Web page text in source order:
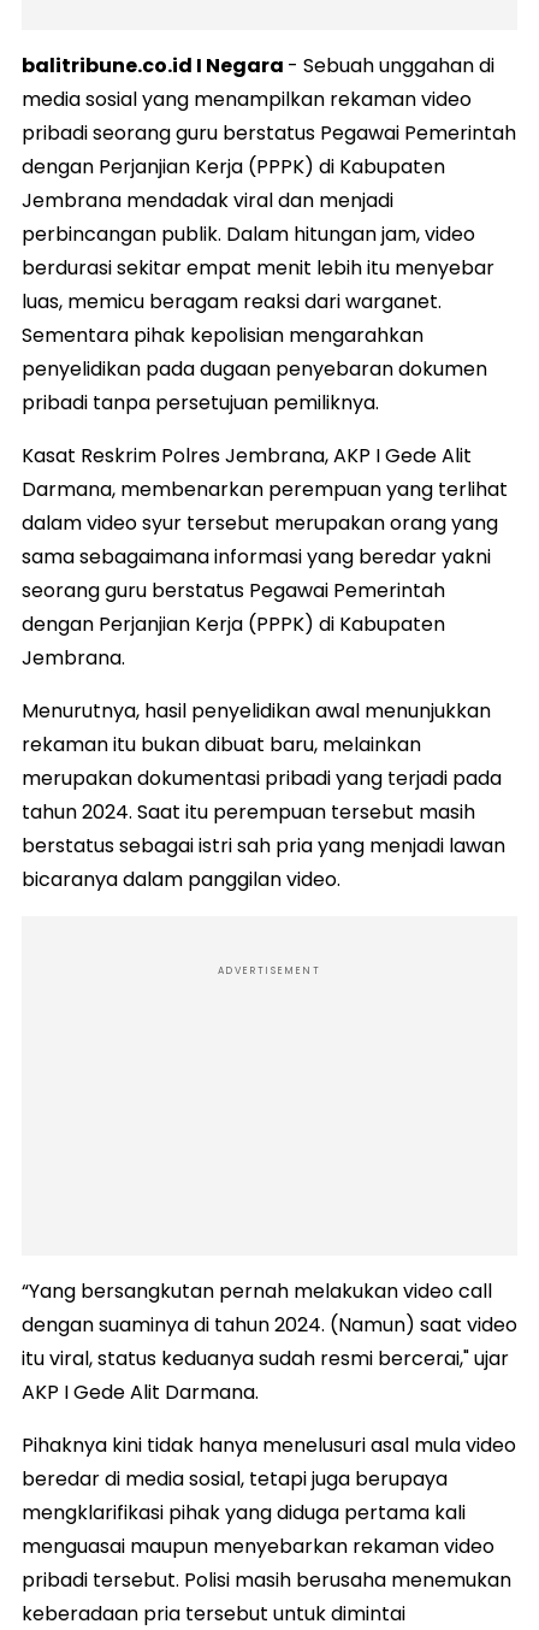
balitribune.co.id I Negara - Sebuah unggahan di
media sosial yang menampilkan rekaman video
pribadi seorang guru berstatus Pegawai Pemerintah
dengan Perjanjian Kerja (PPPK) di Kabupaten
Jembrana mendadak viral dan menjadi
perbincangan publik. Dalam hitungan jam, video
berdurasi sekitar empat menit lebih itu menyebar
luas, memicu beragam reaksi dari warganet.
Sementara pihak kepolisian mengarahkan
penyelidikan pada dugaan penyebaran dokumen
pribadi tanpa persetujuan pemiliknya.
Kasat Reskrim Polres Jembrana, AKP I Gede Alit
Darmana, membenarkan perempuan yang terlihat
dalam video syur tersebut merupakan orang yang
sama sebagaimana informasi yang beredar yakni
seorang guru berstatus Pegawai Pemerintah
dengan Perjanjian Kerja (PPPK) di Kabupaten
Jembrana.
Menurutnya, hasil penyelidikan awal menunjukkan
rekaman itu bukan dibuat baru, melainkan
merupakan dokumentasi pribadi yang terjadi pada
tahun 2024. Saat itu perempuan tersebut masih
berstatus sebagai istri sah pria yang menjadi lawan
bicaranya dalam panggilan video.
ADVERTISEMENT
“Yang bersangkutan pernah melakukan video call
dengan suaminya di tahun 2024. (Namun) saat video
itu viral, status keduanya sudah resmi bercerai," ujar
AKP I Gede Alit Darmana.
Pihaknya kini tidak hanya menelusuri asal mula video
beredar di media sosial, tetapi juga berupaya
mengklarifikasi pihak yang diduga pertama kali
menguasai maupun menyebarkan rekaman video
pribadi tersebut. Polisi masih berusaha menemukan
keberadaan pria tersebut untuk dimintai